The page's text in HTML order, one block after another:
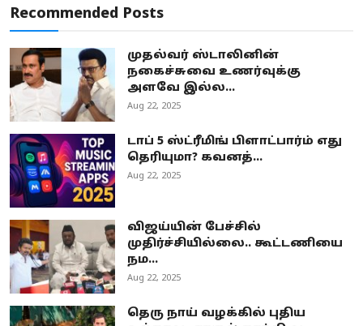
Recommended Posts
முதல்வர் ஸ்டாலினின்
நகைச்சுவை உணர்வுக்கு
அளவே இல்ல...
Aug 22, 2025
டாப் 5 ஸ்ட்ரீமிங் பிளாட்பார்ம் எது
தெரியுமா? கவனத்...
Aug 22, 2025
விஜய்யின் பேச்சில்
முதிர்ச்சியில்லை.. கூட்டணியை
நம...
Aug 22, 2025
தெரு நாய் வழக்கில் புதிய